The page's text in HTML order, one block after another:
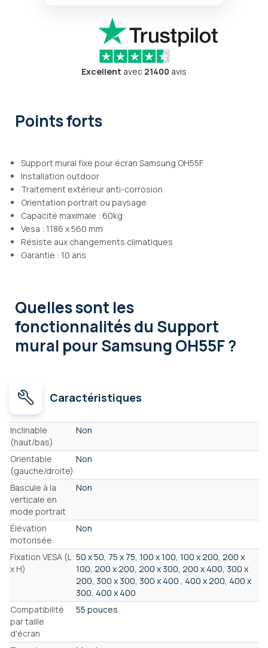
Excellent avec 21400 avis
Points forts
Support mural fixe pour écran Samsung OH55F
Installation outdoor
Traitement extérieur anti-corrosion
Orientation portrait ou paysage
Capacité maximale : 60kg
Vesa : 1186 x 560 mm
Résiste aux changements climatiques
Garantie : 10 ans
Quelles sont les
fonctionnalitésdu Support
mural pour Samsung OH55F ?
Caractéristiques
Caractéristiques
Inclinable
(haut/bas)
Non
Orientable
(gauche/droite)
Non
Bascule à la
verticale en
mode portrait
Non
Élévation
motorisée
Non
Fixation VESA (L
x H)
50 x 50, 75 x 75, 100 x 100, 100 x 200, 200 x
100, 200 x 200, 200 x 300, 200 x 400, 300 x
200, 300 x 300, 300 x 400 , 400 x 200, 400 x
300, 400 x 400
Compatibilité
par taille
d'écran
55 pouces